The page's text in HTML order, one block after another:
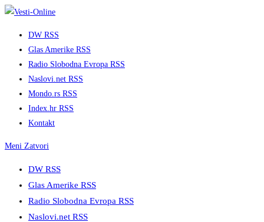
Skip
DW RSS
Glas Amerike RSS
Radio Slobodna Evropa RSS
Naslovi.net RSS
Mondo.rs RSS
Index.hr RSS
Kontakt
Meni Zatvori
DW RSS
Glas Amerike RSS
Radio Slobodna Evropa RSS
Naslovi.net RSS